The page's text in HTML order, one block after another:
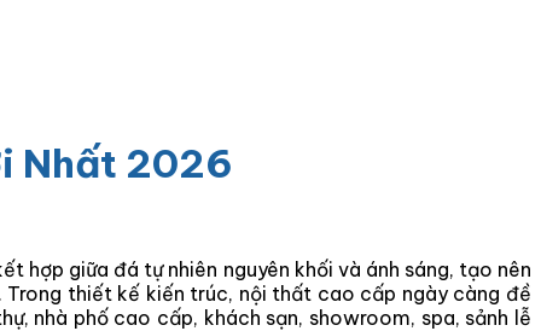
Nhất 2026
hợp giữa đá tự nhiên nguyên khối và ánh sáng, tạo nên
thiết kế kiến trúc, nội thất cao cấp ngày càng đề
nhà phố cao cấp, khách sạn, showroom, spa, sảnh lễ